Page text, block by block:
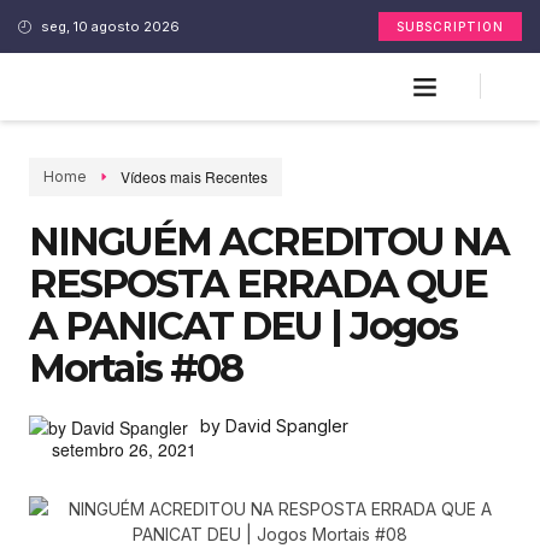
seg, 10 agosto 2026 SUBSCRIPTION
Home Vídeos mais Recentes
NINGUÉM ACREDITOU NA
RESPOSTA ERRADA QUE
A PANICAT DEU | Jogos
Mortais #08
by David Spangler
setembro 26, 2021